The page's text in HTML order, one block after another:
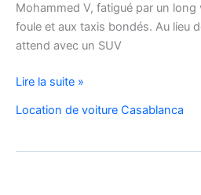
Mohammed V, fatigué par un long
foule et aux taxis bondés. Au lieu
attend avec un SUV
Réservez
SUV
Luxe
Lire la suite »
Location de voiture Casablanca